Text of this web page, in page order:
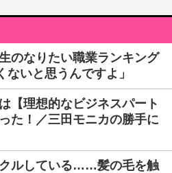
のなりたい職業ランキング
いと思うんですよ」
【理想的なビジネスパート
た！／三田モニカの勝手に
ルしている……髪の毛を触